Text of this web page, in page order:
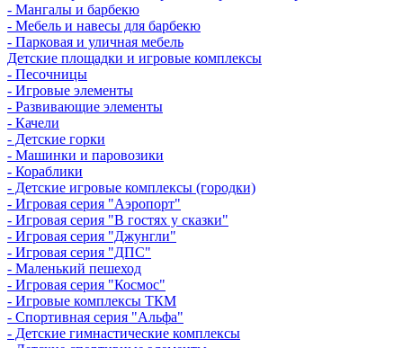
- Мангалы и барбекю
- Мебель и навесы для барбекю
- Парковая и уличная мебель
Детские площадки и игровые комплексы
- Песочницы
- Игровые элементы
- Развивающие элементы
- Качели
- Детские горки
- Машинки и паровозики
- Кораблики
- Детские игровые комплексы (городки)
- Игровая серия "Аэропорт"
- Игровая серия "В гостях у сказки"
- Игровая серия "Джунгли"
- Игровая серия "ДПС"
- Маленький пешеход
- Игровая серия "Космос"
- Игровые комплексы ТКМ
- Спортивная серия "Альфа"
- Детские гимнастические комплексы